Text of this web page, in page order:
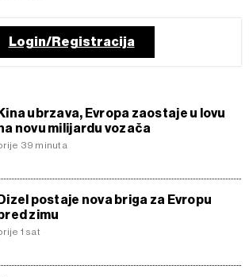
Login/Registracija
ubrzava, Evropa zaostaje u lovu
novu milijardu vozača
39 minuta
postaje nova briga za Evropu
zimu
1 sat